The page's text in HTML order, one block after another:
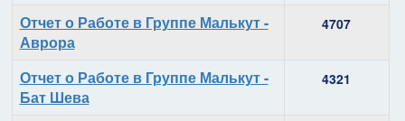
Отчет о Работе в Группе Малькут -
Аврора
4707
Отчет о Работе в Группе Малькут -
Бат Шева
4321